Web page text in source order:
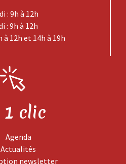
: 9h à 12h
: 9h à 12h
à 12h et 14h à 19h
1 clic
Agenda
Actualités
newsletter